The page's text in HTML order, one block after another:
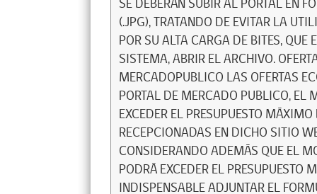
SE DEBERÁN SUBIR AL PORTAL EN
(.JPG), TRATANDO DE EVITAR LA
POR SU ALTA CARGA DE BITES,
SISTEMA, ABRIR EL ARCHIVO.
MERCADOPUBLICO LAS OFERTAS
PORTAL DE MERCADO PUBLICO, EL
EXCEDER EL PRESUPUESTO
RECEPCIONADAS EN DICHO SITIO
CONSIDERANDO ADEMÁS QUE EL
PODRÁ EXCEDER EL
INDISPENSABLE ADJUNTAR EL